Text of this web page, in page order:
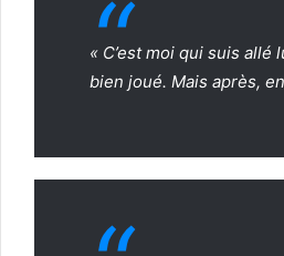
« C’est moi qui suis allé
bien joué. Mais après,